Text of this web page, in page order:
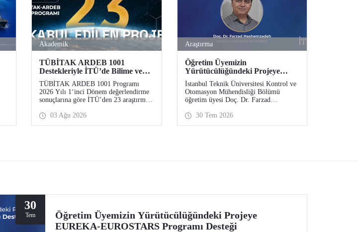
Akademik
TÜBİTAK ARDEB 1001
Destekleriyle İTÜ’de Bilime ve
Geleceğe Yön Veren Başarı
TÜBİTAK ARDEB 1001 Programı
2026 Yılı 1‘inci Dönem değerlendirme
sonuçlarına göre İTÜ’den 23 araştırma
03 Ağu 2026
Araştırma
Öğretim Üyemizin
Yürütücülüğündeki Projeye
EUREKA-EUROSTARS
Programı Desteği
İstanbul Teknik Üniversitesi Kontrol ve
Otomasyon Mühendisliği Bölümü
öğretim üyesi Doç. Dr. Farzad
yaptığı “Quantum-Driven Resilient
Power Systems: Revolutionizing Energy
30 Tem 2026
30
Tem
Öğretim Üyemizin Yürütücülüğündeki Projeye
EUREKA-EUROSTARS Programı Desteği